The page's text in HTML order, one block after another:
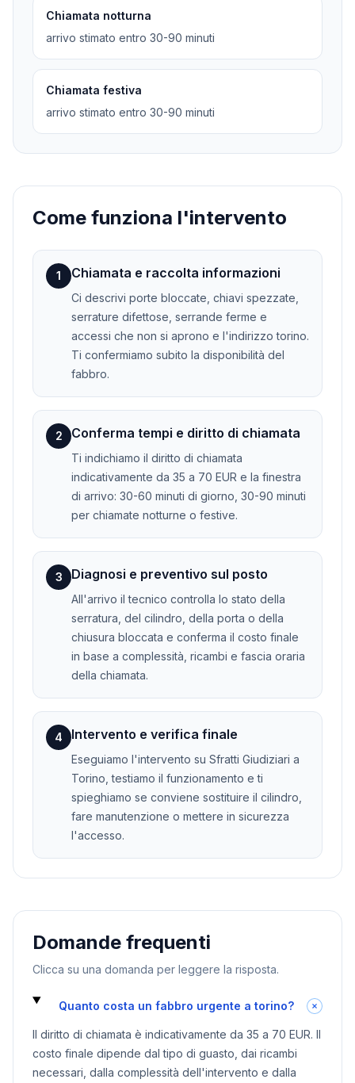
Chiamata notturna
arrivo stimato entro 30-90 minuti
Chiamata festiva
arrivo stimato entro 30-90 minuti
Come funziona l'intervento
1 Chiamata e raccolta informazioni
Ci descrivi porte bloccate, chiavi spezzate,
serrature difettose, serrande ferme e
accessi che non si aprono e l'indirizzo torino.
Ti confermiamo subito la disponibilità del
fabbro.
2 Conferma tempi e diritto di chiamata
Ti indichiamo il diritto di chiamata
indicativamente da 35 a 70 EUR e la finestra
di arrivo: 30-60 minuti di giorno, 30-90 minuti
per chiamate notturne o festive.
3 Diagnosi e preventivo sul posto
All'arrivo il tecnico controlla lo stato della
serratura, del cilindro, della porta o della
chiusura bloccata e conferma il costo finale
in base a complessità, ricambi e fascia oraria
della chiamata.
4 Intervento e verifica finale
Eseguiamo l'intervento su Sfratti Giudiziari a
Torino, testiamo il funzionamento e ti
spieghiamo se conviene sostituire il cilindro,
fare manutenzione o mettere in sicurezza
l'accesso.
Domande frequenti
Clicca su una domanda per leggere la risposta.
Quanto costa un fabbro urgente a torino?
Il diritto di chiamata è indicativamente da 35 a 70 EUR. Il
costo finale dipende dal tipo di guasto, dai ricambi
necessari, dalla complessità dell'intervento e dalla